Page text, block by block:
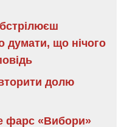
думати, що нічого
долю
фарс «Вибори»